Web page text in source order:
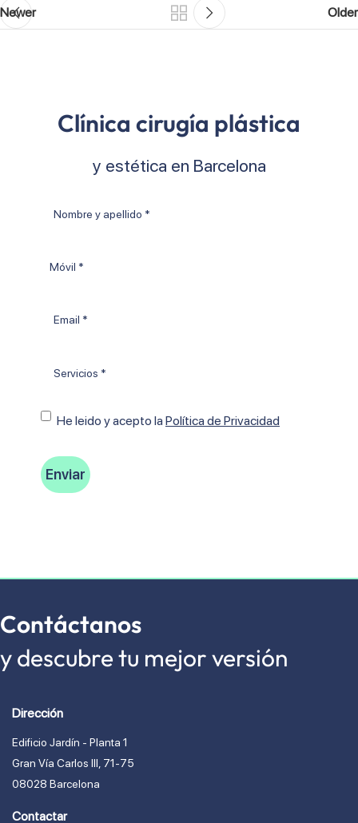
Newer Older
Clínica cirugía plástica
y estética en Barcelona
Consentimiento
He leido y acepto Ia Política de Privacidad
Contáctanos
y descubre tu mejor versión
Dirección
Edificio Jardín - Planta 1
Gran Vía Carlos lll, 71-75
08028 Barcelona
Contactar